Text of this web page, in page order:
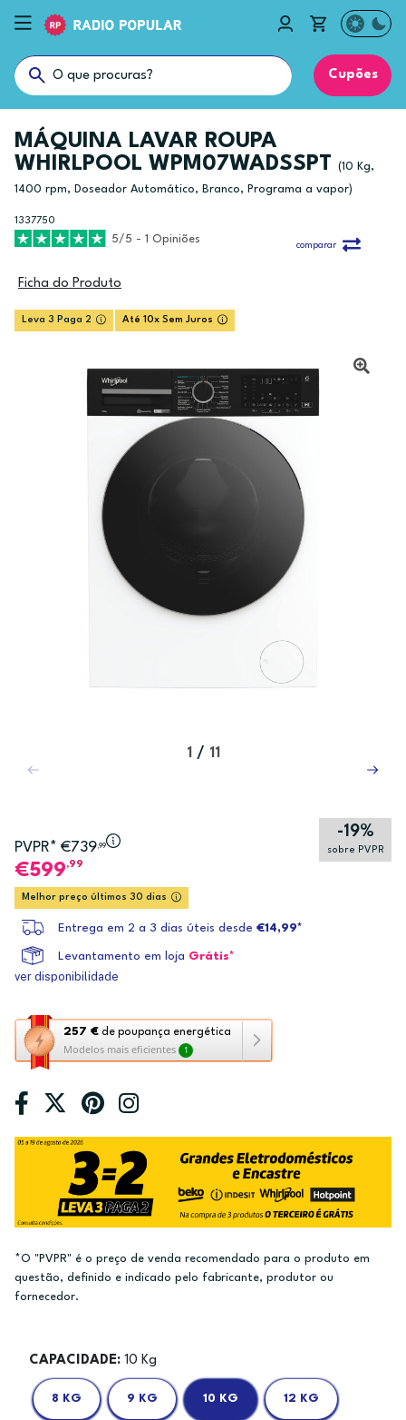
Cupões
MÁQUINA LAVAR ROUPA
WHIRLPOOL WPM07WADSSPT
(10 Kg,
1400 rpm, Doseador Automático, Branco, Programa a vapor)
1337750
5/5 - 1 Opiniões
comparar
Ficha do Produto
Leva 3 Paga 2 Até 10x Sem Juros
1 / 11
PVPR* €739,99
-19%
sobre PVPR
599,99
Melhor preço últimos 30 dias
Entrega em 2 a 3 dias úteis desde €14,99*
Levantamento em loja Grátis*
ver disponibilidade
257 € de poupança energética
Modelos mais eficientes 1
Esta
ação
abre
a
ferramenta
de
poupança
energética
Youreko.
*O "PVPR" é o preço de venda recomendado para o produto em
questão, definido e indicado pelo fabricante, produtor ou
fornecedor.
CAPACIDADE: 10 Kg
8 KG 9 KG 10 KG 12 KG